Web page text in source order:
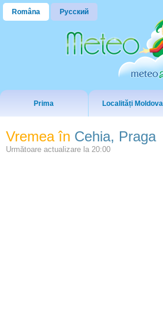
Româna Русский
Prima Localități Moldova
Vremea în Cehia, Praga
Următoare actualizare la 20:00